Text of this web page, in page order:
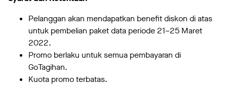
Pelanggan akan mendapatkan benefit diskon di atas
untuk pembelian paket data periode 21–25 Maret
2022.
Promo berlaku untuk semua pembayaran di
GoTagihan.
Kuota promo terbatas.